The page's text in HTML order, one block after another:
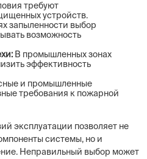
требуют
устройств.
запыленности выбор
возможность
В промышленных зонах
эффективность
и промышленные
требования к пожарной
эксплуатации позволяет не
системы, но и
Неправильный выбор может